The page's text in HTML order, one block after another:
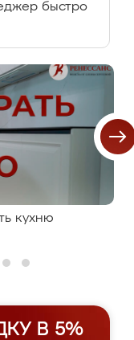
быстро
кухню
В 5%